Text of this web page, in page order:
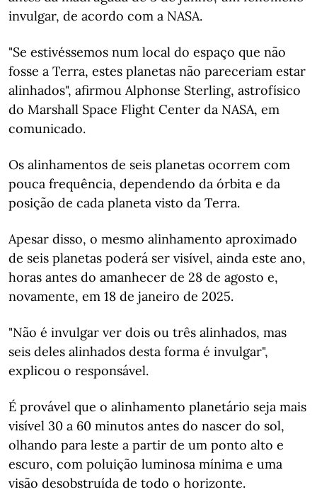
invulgar, de acordo com a NASA.
"Se estivéssemos num local do espaço que não
fosse a Terra, estes planetas não pareceriam estar
alinhados", afirmou Alphonse Sterling, astrofísico
do Marshall Space Flight Center da NASA, em
comunicado.
Os alinhamentos de seis planetas ocorrem com
pouca frequência, dependendo da órbita e da
posição de cada planeta visto da Terra.
Apesar disso, o mesmo alinhamento aproximado
de seis planetas poderá ser visível, ainda este ano,
horas antes do amanhecer de 28 de agosto e,
novamente, em 18 de janeiro de 2025.
"Não é invulgar ver dois ou três alinhados, mas
seis deles alinhados desta forma é invulgar",
explicou o responsável.
É provável que o alinhamento planetário seja mais
visível 30 a 60 minutos antes do nascer do sol,
olhando para leste a partir de um ponto alto e
escuro, com poluição luminosa mínima e uma
visão desobstruída de todo o horizonte.